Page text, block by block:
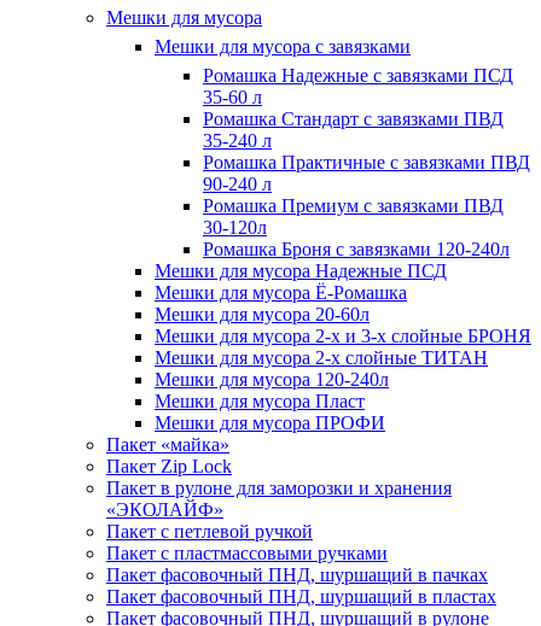
Мешки для мусора
Мешки для мусора с завязками
Ромашка Надежные с завязками ПСД
35-60 л
Ромашка Стандарт с завязками ПВД
35-240 л
Ромашка Практичные с завязками ПВД
90-240 л
Ромашка Премиум с завязками ПВД
30-120л
Ромашка Броня с завязками 120-240л
Мешки для мусора Надежные ПСД
Мешки для мусора Ё-Ромашка
Мешки для мусора 20-60л
Мешки для мусора 2-х и 3-х слойные БРОНЯ
Мешки для мусора 2-х слойные ТИТАН
Мешки для мусора 120-240л
Мешки для мусора Пласт
Мешки для мусора ПРОФИ
Пакет «майка»
Пакет Zip Lock
Пакет в рулоне для заморозки и хранения
«ЭКОЛАЙФ»
Пакет с петлевой ручкой
Пакет с пластмассовыми ручками
Пакет фасовочный ПНД, шуршащий в пачках
Пакет фасовочный ПНД, шуршащий в пластах
Пакет фасовочный ПНД, шуршащий в рулоне